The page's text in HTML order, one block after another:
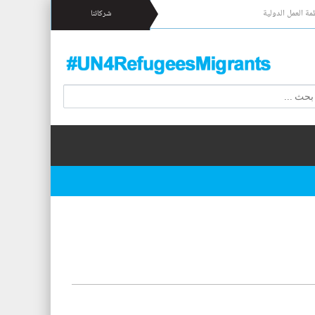
العمل الدولية شركائنا